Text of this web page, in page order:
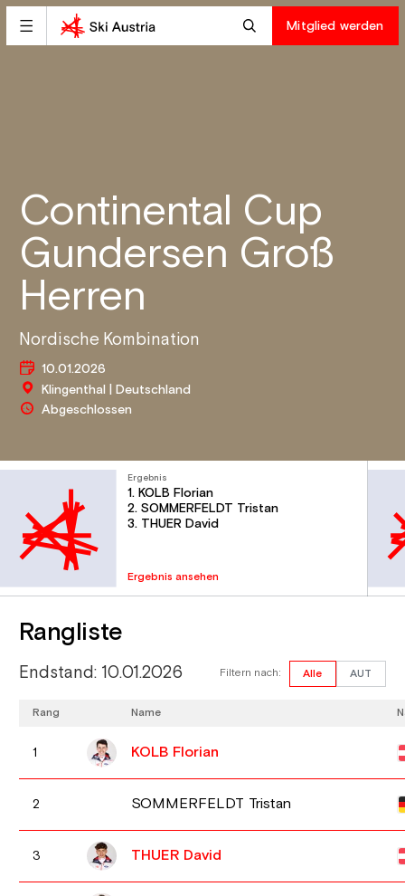
Mitglied werden
Continental Cup
Gundersen Groß
Herren
Nordische Kombination
10.01.2026
Klingenthal | Deutschland
Abgeschlossen
Ergebnis
1. KOLB Florian
2. SOMMERFELDT Tristan
3. THUER David
Ergebnis ansehen
Rangliste
Endstand: 10.01.2026 Filtern nach: Alle AUT
Rang Name
1 KOLB Florian
2 SOMMERFELDT Tristan
3 THUER David